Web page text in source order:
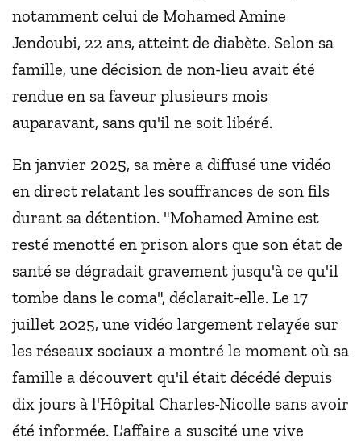
notamment celui de Mohamed Amine
Jendoubi, 22 ans, atteint de diabète. Selon sa
famille, une décision de non-lieu avait été
rendue en sa faveur plusieurs mois
auparavant, sans qu'il ne soit libéré.
En janvier 2025, sa mère a diffusé une vidéo
en direct relatant les souffrances de son fils
durant sa détention. "Mohamed Amine est
resté menotté en prison alors que son état de
santé se dégradait gravement jusqu'à ce qu'il
tombe dans le coma", déclarait-elle. Le 17
juillet 2025, une vidéo largement relayée sur
les réseaux sociaux a montré le moment où sa
famille a découvert qu'il était décédé depuis
dix jours à l'Hôpital Charles-Nicolle sans avoir
été informée. L'affaire a suscité une vive